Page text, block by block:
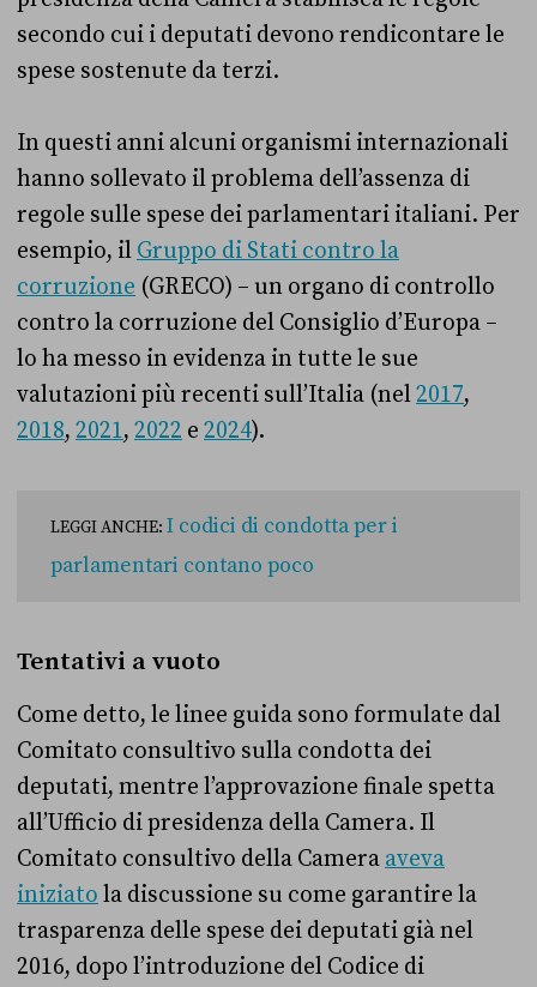
secondo cui i deputati devono rendicontare le
spese sostenute da terzi.
In questi anni alcuni organismi internazionali
hanno sollevato il problema dell’assenza di
regole sulle spese dei parlamentari italiani. Per
esempio, il Gruppo di Stati contro la
corruzione (GRECO) – un organo di controllo
contro la corruzione del Consiglio d’Europa –
lo ha messo in evidenza in tutte le sue
valutazioni più recenti sull’Italia (nel2017,
2018, 2021, 2022 e 2024).
LEGGI ANCHE: I codici di condotta per i
parlamentari contano poco
Tentativi a vuoto
Come detto, le linee guida sono formulate dal
Comitato consultivo sulla condotta dei
deputati, mentre l’approvazione finale spetta
all’Ufficio di presidenza della Camera. Il
Comitato consultivo della Camera aveva
iniziato la discussione su come garantire la
trasparenza delle spese dei deputati già nel
2016, dopo l’introduzione del Codice di